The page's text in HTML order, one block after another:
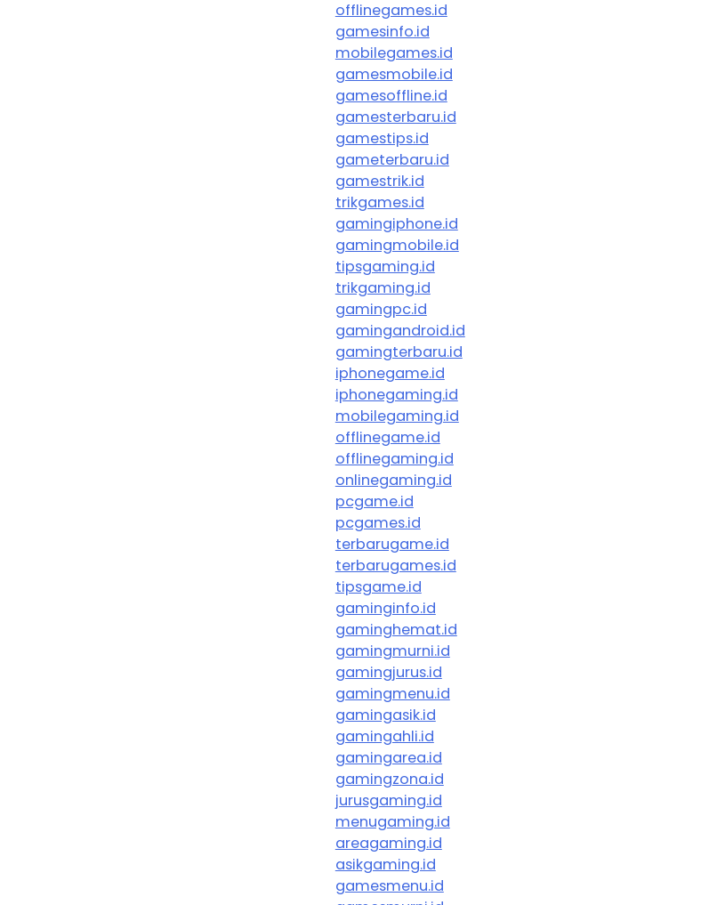
offlinegames.id
gamesinfo.id
mobilegames.id
gamesmobile.id
gamesoffline.id
gamesterbaru.id
gamestips.id
gameterbaru.id
gamestrik.id
trikgames.id
gamingiphone.id
gamingmobile.id
tipsgaming.id
trikgaming.id
gamingpc.id
gamingandroid.id
gamingterbaru.id
iphonegame.id
iphonegaming.id
mobilegaming.id
offlinegame.id
offlinegaming.id
onlinegaming.id
pcgame.id
pcgames.id
terbarugame.id
terbarugames.id
tipsgame.id
gaminginfo.id
gaminghemat.id
gamingmurni.id
gamingjurus.id
gamingmenu.id
gamingasik.id
gamingahli.id
gamingarea.id
gamingzona.id
jurusgaming.id
menugaming.id
areagaming.id
asikgaming.id
gamesmenu.id